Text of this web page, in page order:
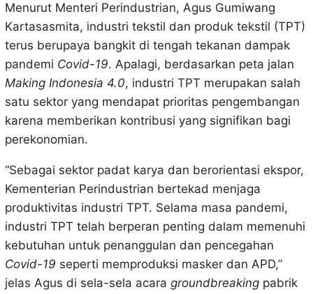
Menurut Menteri Perindustrian, Agus Gumiwang
Kartasasmita, industri tekstil dan produk tekstil (TPT)
terus berupaya bangkit di tengah tekanan dampak
pandemi Covid-19. Apalagi, berdasarkan peta jalan
Making Indonesia 4.0, industri TPT merupakan salah
satu sektor yang mendapat prioritas pengembangan
karena memberikan kontribusi yang signifikan bagi
perekonomian.
“Sebagai sektor padat karya dan berorientasi ekspor,
Kementerian Perindustrian bertekad menjaga
produktivitas industri TPT. Selama masa pandemi,
industri TPT telah berperan penting dalam memenuhi
kebutuhan untuk penanggulan dan pencegahan
Covid-19 seperti memproduksi masker dan APD,”
jelas Agus di sela-sela acara groundbreakingpabrik